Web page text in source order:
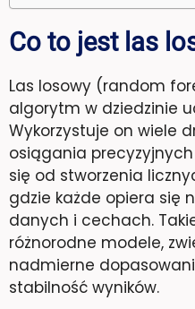
Co to jest las
Las losowy (random
algorytm w dziedzinie
Wykorzystuje on wiele
osiągania
się od stworzenia
gdzie każde opiera się
danych i cechach.
różnorodne modele,
nadmierne
stabilność wyników.